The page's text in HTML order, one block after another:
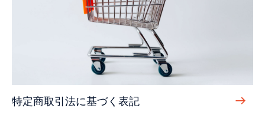
特定商取引法に基づく表記